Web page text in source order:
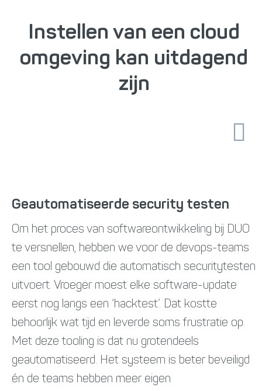
Instellen van een cloud
omgeving kan uitdagend
zijn
Geautomatiseerde security testen
Om het proces van softwareontwikkeling bij DUO
te versnellen, hebben we voor de devops-teams
een tool gebouwd die automatisch securitytesten
uitvoert. Vroeger moest elke software-update
eerst nog langs een ‘hacktest’. Dat kostte
behoorlijk wat tijd en leverde soms frustratie op.
Met deze tooling is dat nu grotendeels
geautomatiseerd. Het systeem is beter beveiligd
én de teams hebben meer eigen